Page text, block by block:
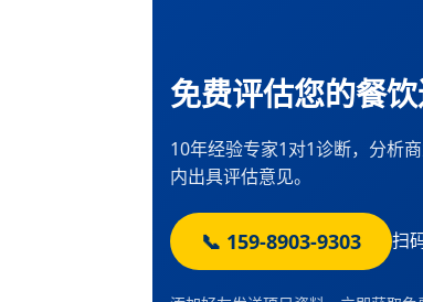
免费评估您的餐
10年经验专家1对1诊断，分析
内出具评估意见。
📞 159-8903-9303 扫